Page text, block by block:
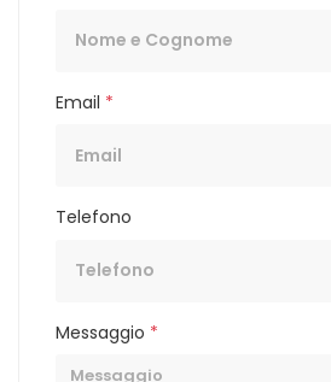
Email *
Telefono
Messaggio *